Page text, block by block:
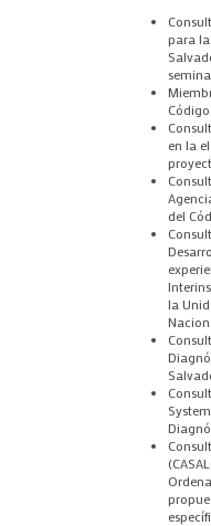
para
en la
del
la